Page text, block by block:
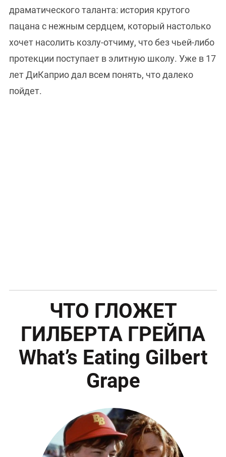
драматического таланта: история крутого
пацана с нежным сердцем, который настолько
хочет насолить козлу-отчиму, что без чьей-либо
протекции поступает в элитную школу. Уже в 17
лет ДиКаприо дал всем понять, что далеко
пойдет.
ЧТО ГЛОЖЕТ
ГИЛБЕРТА ГРЕЙПА
What’s Eating Gilbert
Grape